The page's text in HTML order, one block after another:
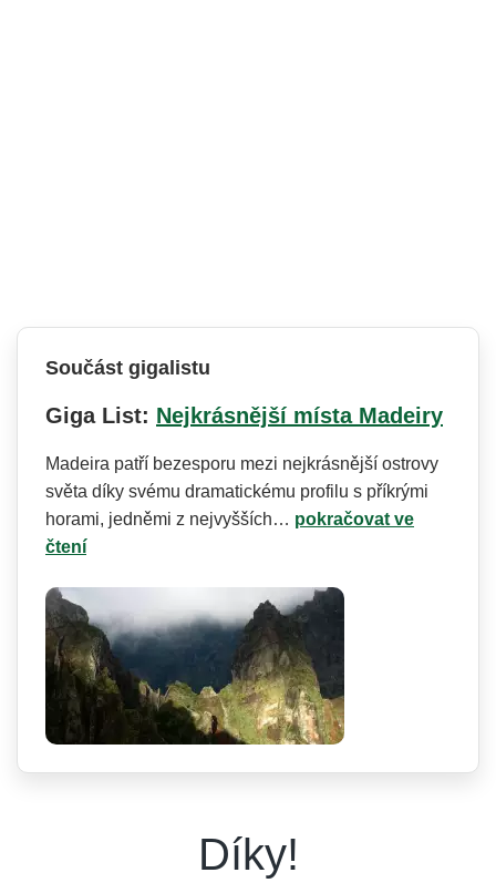
Součást gigalistu
Giga List: Nejkrásnější místa Madeiry
Madeira patří bezesporu mezi nejkrásnější ostrovy
světa díky svému dramatickému profilu s příkrými
horami, jedněmi z nejvyšších… pokračovat ve
čtení
Díky!